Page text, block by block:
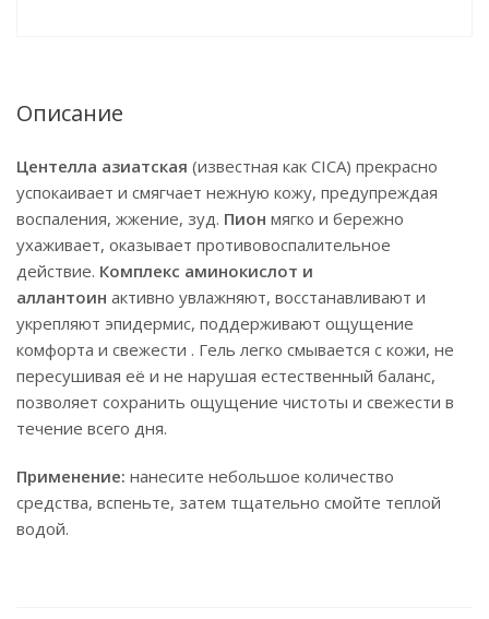
Описание
Центелла азиатская (известная как CICA) прекрасно
успокаивает и смягчает нежную кожу, предупреждая
воспаления, жжение, зуд. Пион мягко и бережно
ухаживает, оказывает противовоспалительное
действие. Комплекс аминокислот и
аллантоин активно увлажняют, восстанавливают и
укрепляют эпидермис, поддерживают ощущение
комфорта и свежести . Гель легко смывается с кожи, не
пересушивая её и не нарушая естественный баланс,
позволяет сохранить ощущение чистоты и свежести в
течение всего дня.
Применение: нанесите небольшое количество
средства, вспеньте, затем тщательно смойте теплой
водой.